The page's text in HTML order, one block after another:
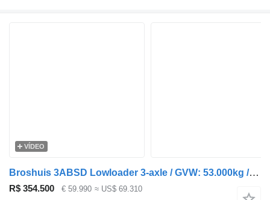
VÍDEO
Broshuis 3ABSD Lowloader 3-axle / GVW: 53.000kg / Neck: 23.000kg / hydrau
R$ 354.500 € 59.990 ≈ US$ 69.310